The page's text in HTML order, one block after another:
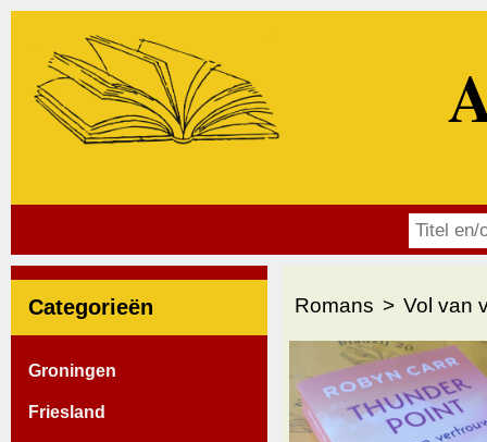
Categorieën
Groningen
Friesland
Romans Vol van